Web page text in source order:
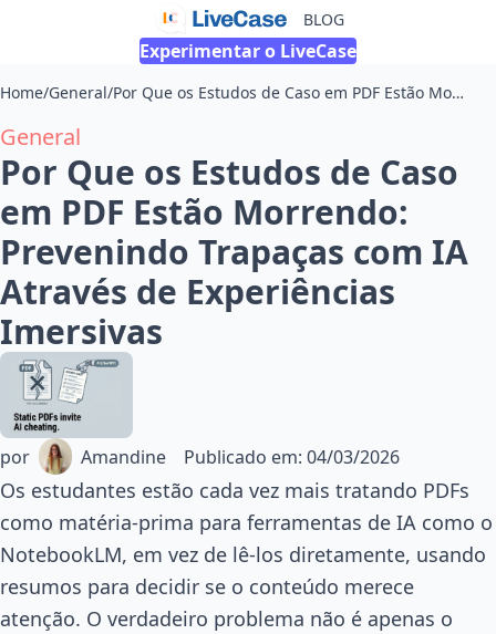
BLOG
Experimentar o LiveCase
Home/General/ Por Que os Estudos de Caso em PDF Estão Morrendo: Prevenindo Trapaças com IA Através de Experiências Imersivas
General
Por Que os Estudos de Caso
em PDF Estão Morrendo:
Prevenindo Trapaças com IA
Através de Experiências
Imersivas
por Amandine Publicado em: 04/03/2026
Os estudantes estão cada vez mais tratando PDFs
como matéria-prima para ferramentas de IA como o
NotebookLM, em vez de lê-los diretamente, usando
resumos para decidir se o conteúdo merece
atenção. O verdadeiro problema não é apenas o